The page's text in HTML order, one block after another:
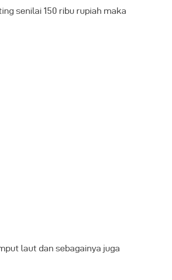
senilai 150 ribu rupiah maka
laut dan sebagainya juga